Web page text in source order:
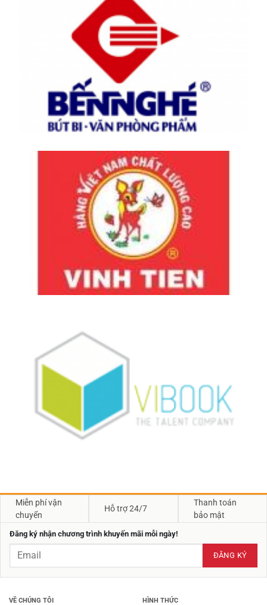
Miễn phí vận
chuyển
Hỗ trợ 24/7
Thanh toán
bảo mật
Đăng ký nhận chương trình khuyến mãi mỗi ngày!
VỀ CHÚNG TÔI HÌNH THỨC